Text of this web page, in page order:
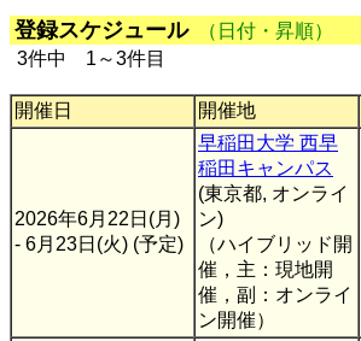
登録スケジュール
（日付・昇順）
3件中 1～3件目
開催日 開催地
2026年6月22日(月)
- 6月23日(火) (予定)
早稲田大学 西早
稲田キャンパス
(東京都, オンライ
ン)
（ハイブリッド開
催，主：現地開
催，副：オンライ
ン開催）